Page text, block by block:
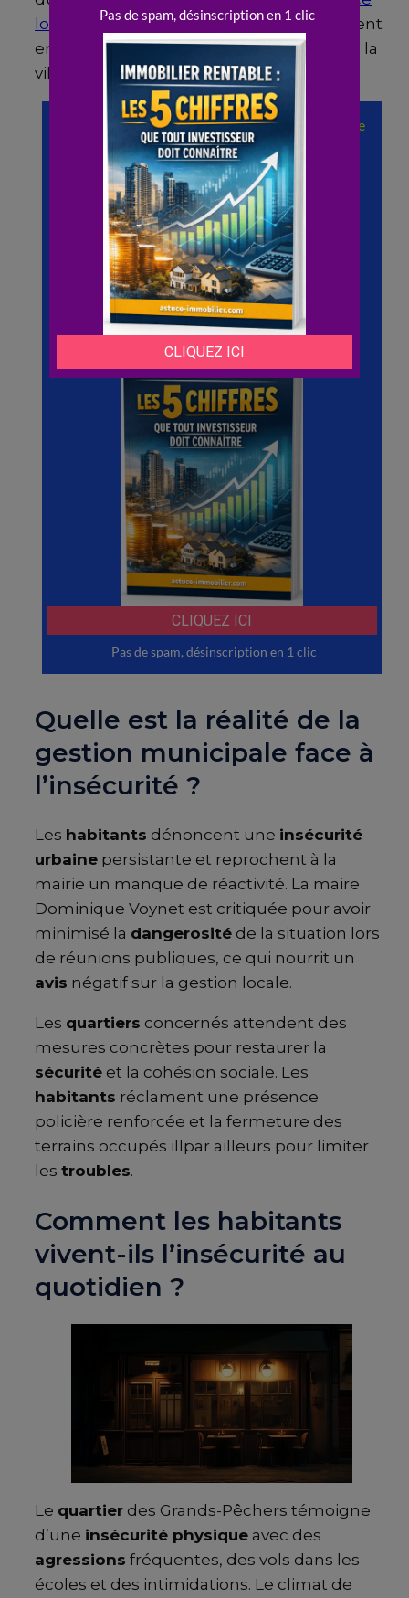
locative
, car la demande varie énormément
entre le Bas-Montreuil et les hauteurs de la
ville.
Quelle est la réalité de la
gestion municipale face à
l’insécurité ?
Les habitants dénoncent une insécurité
urbaine persistante et reprochent à la
mairie un manque de réactivité. La maire
Dominique Voynet est critiquée pour avoir
minimisé la dangerosité de la situation lors
de réunions publiques, ce qui nourrit un
avis négatif sur la gestion locale.
Les quartiers concernés attendent des
mesures concrètes pour restaurer la
sécurité et la cohésion sociale. Les
habitants réclament une présence
policière renforcée et la fermeture des
terrains occupés illpar ailleurs pour limiter
les troubles.
Comment les habitants
vivent-ils l’insécurité au
quotidien ?
Le quartier des Grands-Pêchers témoigne
d’une insécurité physique avec des
agressions fréquentes, des vols dans les
écoles et des intimidations. Le climat de